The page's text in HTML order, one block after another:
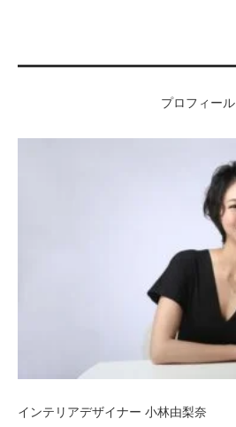
プロフィール
インテリアデザイナー 小林由梨奈